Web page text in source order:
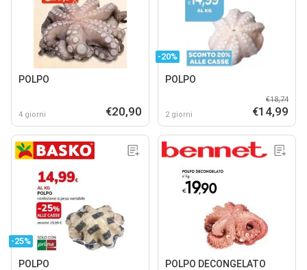
POLPO
4 giorni €20,90
-20%
POLPO
2 giorni
€18,74
€14,99
-25%
POLPO POLPO DECONGELATO